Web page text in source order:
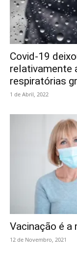
Covid-19
relativamente
respiratórias
1 de Abril, 2022
Vacinação é a
12 de Novembro, 2021